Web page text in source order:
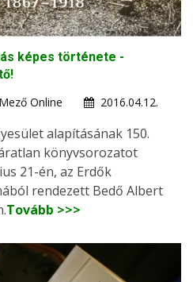
képes története -
Online
2016.04.12.
alapításának 150.
könyvsorozatot
21-én, az Erdők
rendezett Bedő Albert
Tovább >>>